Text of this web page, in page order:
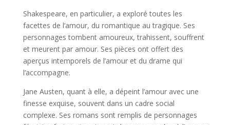
Shakespeare, en particulier, a exploré toutes les
facettes de l’amour, du romantique au tragique. Ses
personnages tombent amoureux, trahissent, souffrent
et meurent par amour. Ses pièces ont offert des
aperçus intemporels de l’amour et du drame qui
l’accompagne.
Jane Austen, quant à elle, a dépeint l’amour avec une
finesse exquise, souvent dans un cadre social
complexe. Ses romans sont remplis de personnages